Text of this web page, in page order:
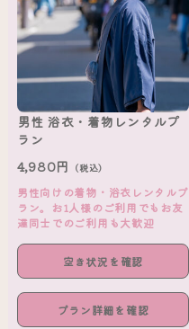
男性 浴衣・着物レンタルプ
ラン
4,980円 （税込）
男性向けの着物・浴衣レンタルプ
ラン。お1人様のご利用でもお友
達同士でのご利用も大歓迎
空き状況を確認
プラン詳細を確認